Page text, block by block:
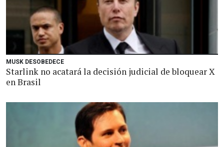
MUSK DESOBEDECE
Starlink no acatará la decisión judicial de bloquear X
en Brasil